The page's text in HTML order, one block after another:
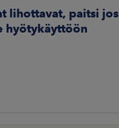
lihottavat, paitsi jos
hyötykäyttöön